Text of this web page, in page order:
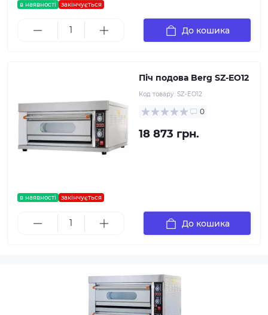
в наявності закінчується
До кошика
в наявності закінчується
Піч подова Berg SZ-EO12
Код товару: SZ-EO12
0
18 873 грн.
До кошика